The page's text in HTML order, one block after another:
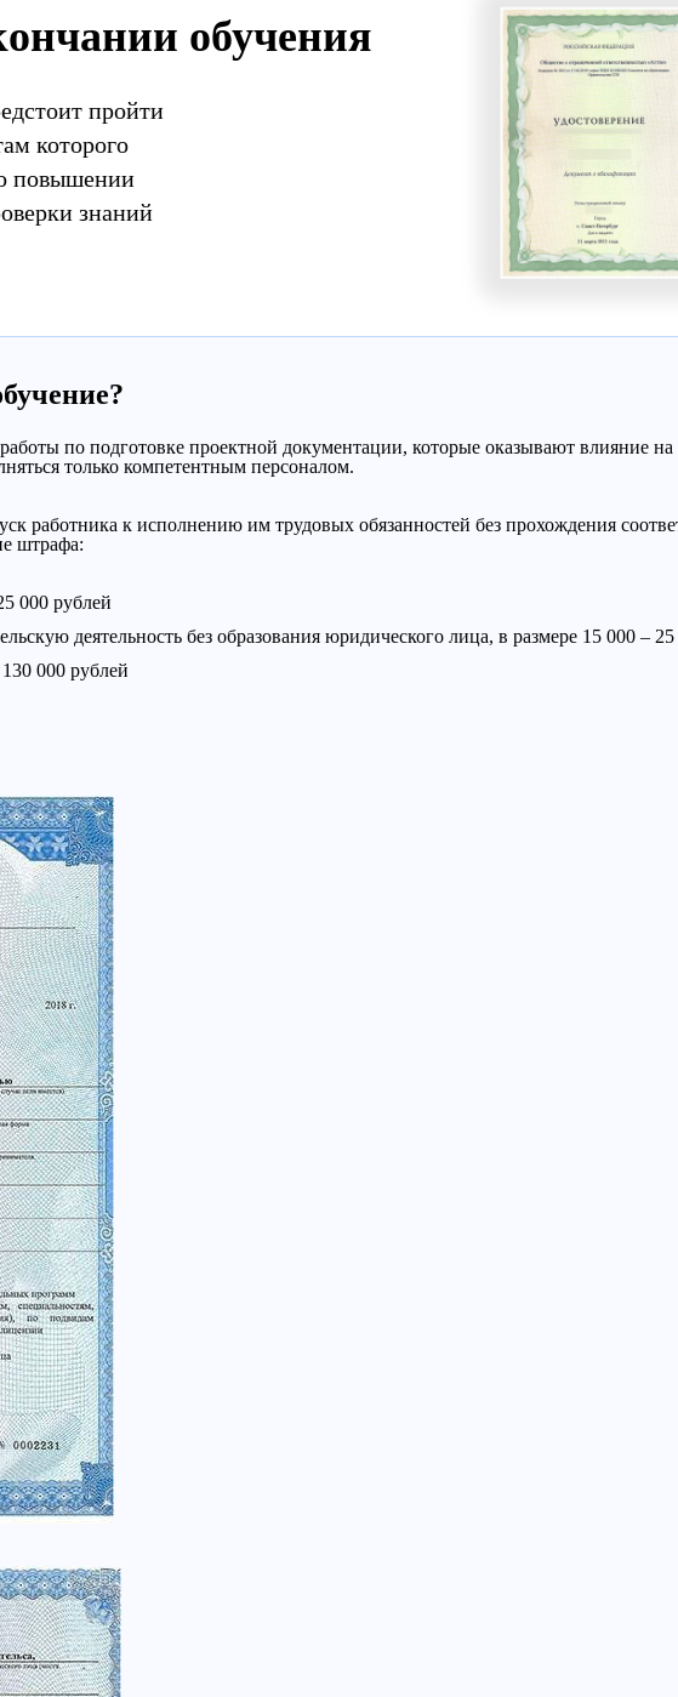
обучения
пройти
которого
повышении
знаний
по подготовке проектной документации, которые оказывают влияние на
только компетентным персоналом.
работника к исполнению им трудовых обязанностей без прохождения
штрафа:
000 рублей
деятельность без образования юридического лица, в размере 15 000 –
000 рублей